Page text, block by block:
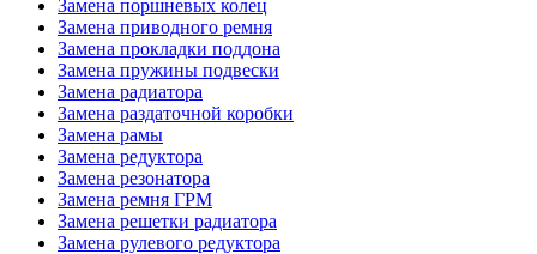
Замена поршневых колец
Замена приводного ремня
Замена прокладки поддона
Замена пружины подвески
Замена радиатора
Замена раздаточной коробки
Замена рамы
Замена редуктора
Замена резонатора
Замена ремня ГРМ
Замена решетки радиатора
Замена рулевого редуктора